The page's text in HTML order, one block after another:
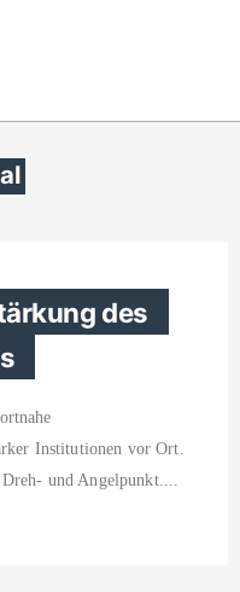
des
Institutionen vor Ort.
und Angelpunkt.